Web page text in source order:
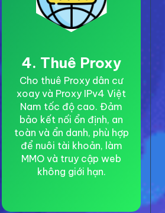
4. Thuê Proxy
Cho thuê Proxy dân cư
xoay và Proxy IPv4 Việt
Nam tốc độ cao. Đảm
bảo kết nối ổn định, an
toàn và ẩn danh, phù hợp
để nuôi tài khoản, làm
MMO và truy cập web
không giới hạn.